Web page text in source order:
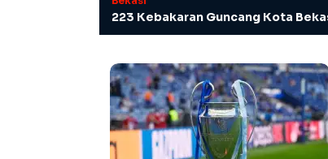
223 Kebakaran Guncang Kota